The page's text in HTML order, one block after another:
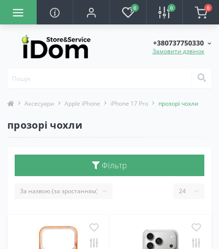
0 0 0
+380737750330
Замовити дзвінок
Аксесуари Apple iPhone iPhone 17 Pro прозорі чохли
прозорі чохли
Фільтр